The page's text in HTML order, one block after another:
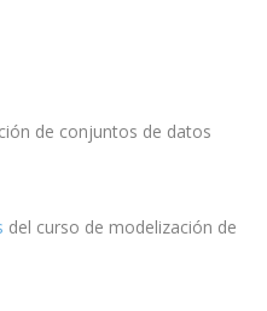
de conjuntos de datos
del curso de modelización de